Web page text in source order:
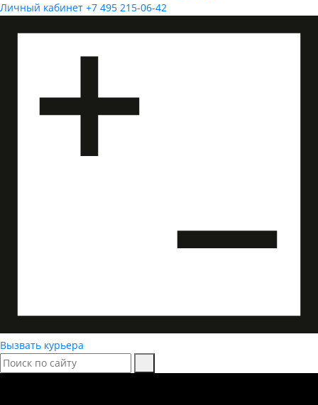
Личный кабинет +7 495 215-06-42
Вызвать курьера